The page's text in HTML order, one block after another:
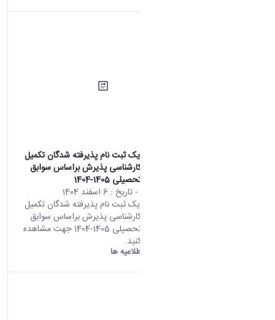
اطلاعیه شماره یک ثبت نام پذیرفته شدگان تکمیل
ظرفیت مقطع کارشناسی پذیرش براساس سوابق
تحصیلی سال تحصیلی 1405-1404
- تاریخ : 6 اسفند 1404
اطلاعیه شماره یک ثبت نام پذیرفته شدگان تکمیل
ظرفیت مقطع کارشناسی پذیرش براساس سوابق
تحصیلی سال تحصیلی 1405-1404 جهت مشاهده
اطلاعیه کلیک کنید.
اطلاعیه ها